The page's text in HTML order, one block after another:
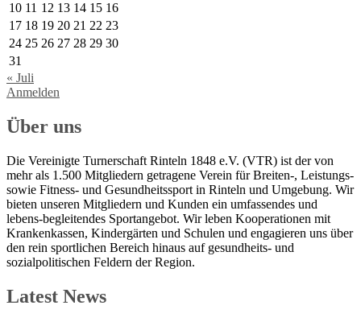
10 11 12 13 14 15 16
17 18 19 20 21 22 23
24 25 26 27 28 29 30
31
« Juli
Anmelden
Über uns
Die Vereinigte Turnerschaft Rinteln 1848 e.V. (VTR) ist der von
mehr als 1.500 Mitgliedern getragene Verein für Breiten-, Leistungs-
sowie Fitness- und Gesundheitssport in Rinteln und Umgebung. Wir
bieten unseren Mitgliedern und Kunden ein umfassendes und
lebens-begleitendes Sportangebot. Wir leben Kooperationen mit
Krankenkassen, Kindergärten und Schulen und engagieren uns über
den rein sportlichen Bereich hinaus auf gesundheits- und
sozialpolitischen Feldern der Region.
Latest News